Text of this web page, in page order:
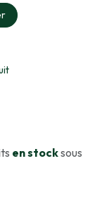
en stocksous